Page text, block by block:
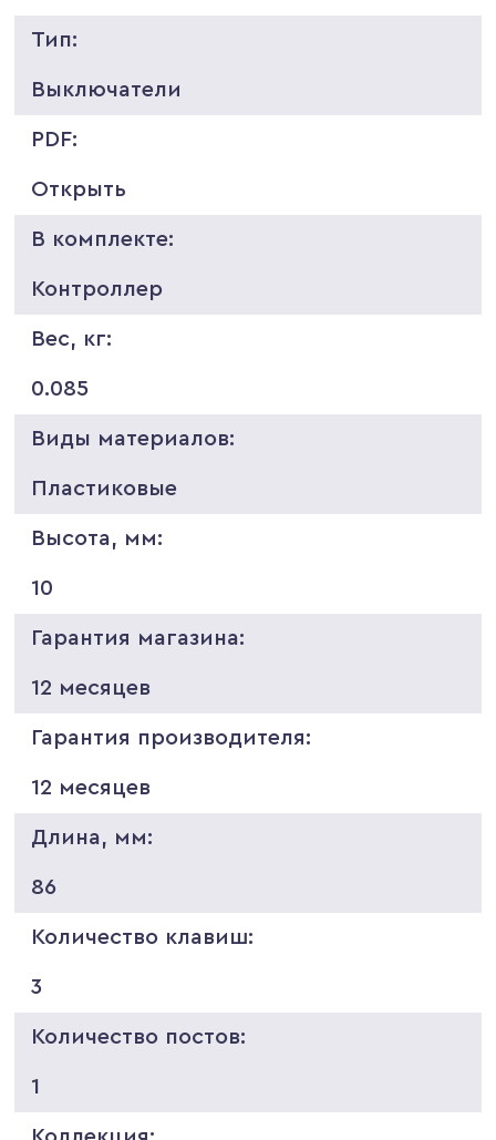
Тип:
Выключатели
PDF:
Открыть
В комплекте:
Контроллер
Вес, кг:
0.085
Виды материалов:
Пластиковые
Высота, мм:
10
Гарантия магазина:
12 месяцев
Гарантия производителя:
12 месяцев
Длина, мм:
86
Количество клавиш:
3
Количество постов:
1